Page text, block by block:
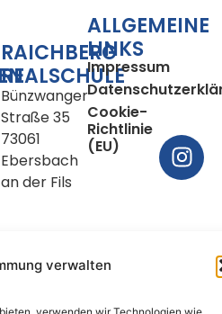
verwalten
RAICHBERG
REALSCHULE
Bünzwanger
Straße 35
73061
Ebersbach
an der Fils
ALLGEMEINE
LINKS
Impressum
Cookie-
Richtlinie
(EU)